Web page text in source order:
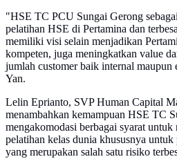
"HSE TC PCU Sungai Gerong
pelatihan HSE di Pertamina dan
memiliki visi selain menjadikan
kompeten, juga meningkatkan value
jumlah customer baik internal maupun
Yan.
Lelin Eprianto, SVP Human Capital
menambahkan kemampuan HSE TC
mengakomodasi berbagai syarat
pelatihan kelas dunia khususnya
yang merupakan salah satu risiko